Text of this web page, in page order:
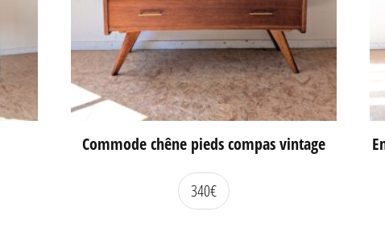
Commode chêne pieds compas vintage
340€